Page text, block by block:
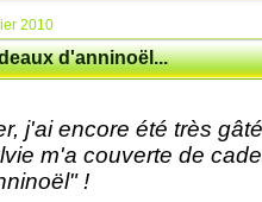
2010
d'anninoël...
j'ai encore été très
m'a couverte de
!